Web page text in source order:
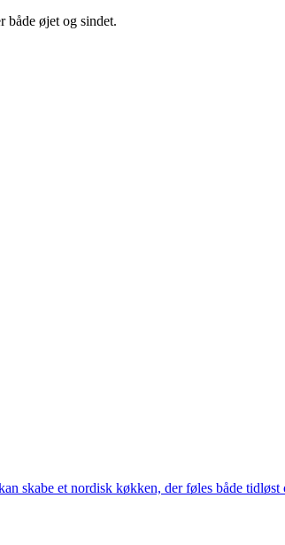
både øjet og sindet.
skabe et nordisk køkken, der føles både